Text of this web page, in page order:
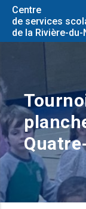
Centre
de services
de la Rivière-du-